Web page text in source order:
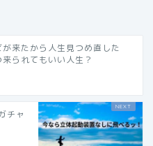
が来たから人生見つめ直した
られてもいい人生？
チャ